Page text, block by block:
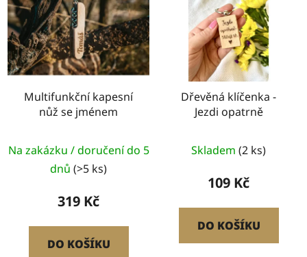
Multifunkční kapesní
nůž se jménem
hodnocení
produktu
je
z
5
Na zakázku / doručení do 5
dnů (>5 ks)
319 Kč
DO KOŠÍKU
Dřevěná klíčenka -
Jezdi opatrně
Skladem (2 ks)
109 Kč
DO KOŠÍKU